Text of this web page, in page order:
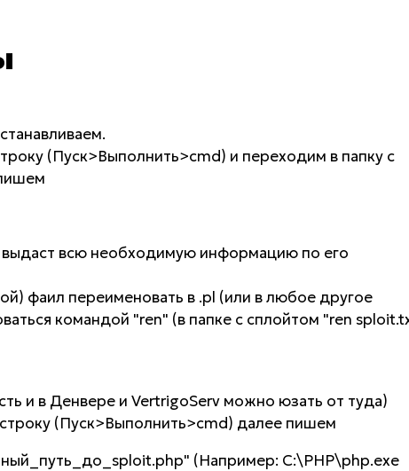
(Пуск>Выполнить>cmd) и переходим в папку с
выдаст всю необходимую информацию по его
фаил переименовать в .pl (или в любое другое
командой "ren" (в папке с сплойтом "ren
и в Денвере и VertrigoServ можно юзать от туда)
(Пуск>Выполнить>cmd) далее пишем
(Например: C:\PHP\php.exe